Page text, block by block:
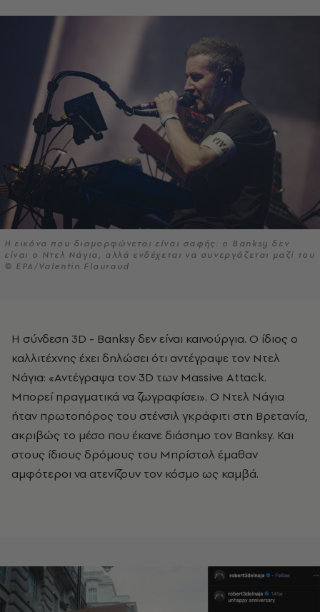
Η εικόνα που διαμορφώνεται είναι σαφής: ο Banksy δεν
είναι ο Ντελ Νάγια, αλλά ενδέχεται να συνεργάζεται μαζί του
© EPA/Valentin Flauraud
Η σύνδεση 3D - Banksy δεν είναι καινούργια. Ο ίδιος ο
καλλιτέχνης έχει δηλώσει ότι αντέγραψε τον Ντελ
Νάγια: «Αντέγραψα τον 3D των Massive Attack.
Μπορεί πραγματικά να ζωγραφίσει». Ο Ντελ Νάγια
ήταν πρωτοπόρος του στένσιλ γκράφιτι στη Βρετανία,
ακριβώς το μέσο που έκανε διάσημο τον Banksy. Και
στους ίδιους δρόμους του Μπρίστολ έμαθαν
αμφότεροι να ατενίζουν τον κόσμο ως καμβά.